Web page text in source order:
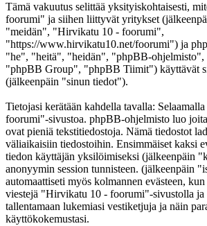
Tämä vakuutus selittää yksityiskohtaisesti,
foorumi" ja siihen liittyvät yritykset
"meidän", "Hirvikatu 10 - foorumi",
"https://www.hirvikatu10.net/foorumi") ja
"he", "heitä", "heidän", "phpBB-
"phpBB Group", "phpBB Tiimit") käyttävät
(jälkeenpäin "sinun tiedot").
Tietojasi kerätään kahdella tavalla:
foorumi"-sivustoa. phpBB-ohjelmisto luo
ovat pieniä tekstitiedostoja. Nämä tiedostot
väliaikaisiin tiedostoihin. Ensimmäiset kaksi
tiedon käyttäjän yksilöimiseksi (jälkeenpäin
anonyymin session tunnisteen. (jälkeenpäin
automaattiseti myös kolmannen evästeen,
viestejä "Hirvikatu 10 - foorumi"-sivustolla ja
tallentamaan lukemiasi vestiketjuja ja näin
käyttökokemustasi.